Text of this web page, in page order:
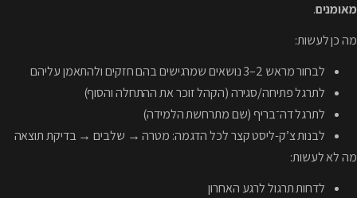
מאומנים.
מה כן לעשות:
לבחור מראש 2–3 נושאים שמרגישים בהם חזקים ולהתאמן עליהם
לתרגל פתיחה/סגירה (הקהל זוכר את ההתחלה והסוף)
לתרגל דה־בריף (שם מתרחשת הלמידה)
לבנות צ’ק-ליסט קצר לכל הדגמה: מטרה → שלבים → בדיקת תוצאה
מה לא לעשות:
לדחות תרגול לרגע האחרון